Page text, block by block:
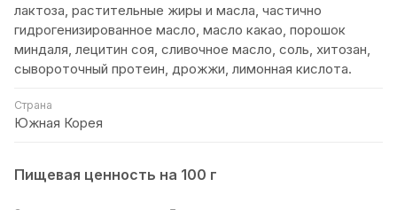
лактоза, растительные жиры и масла, частично
гидрогенизированное масло, масло какао, порошок
миндаля, лецитин соя, сливочное масло, соль, хитозан,
сывороточный протеин, дрожжи, лимонная кислота.
Страна
Южная Корея
Пищевая ценность на 100 г